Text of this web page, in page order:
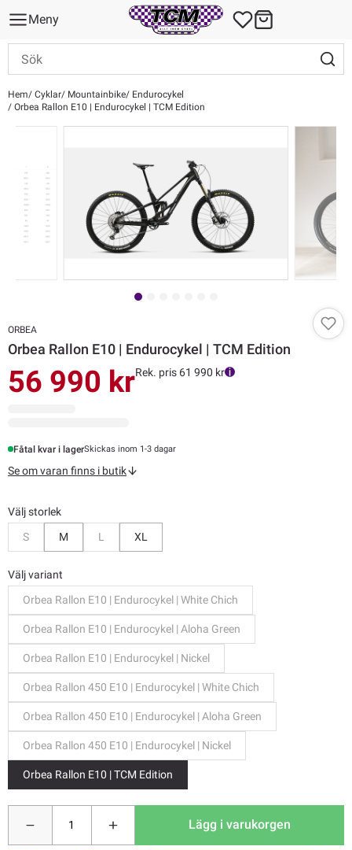
Meny
Hem Cyklar Mountainbike
Endurocykel
Orbea Rallon E10 | Endurocykel | TCM Edition
ORBEA
Orbea Rallon E10 | Endurocykel | TCM Edition
56 990 krRek. pris 61 990 kr
Fåtal kvar i lagerSkickas inom 1-3 dagar
Se om varan finns i butik
Välj storlek
S
M L XL
Välj variant
Orbea Rallon E10 | Endurocykel | White Chich
Orbea Rallon E10 | Endurocykel | Aloha Green
Orbea Rallon E10 | Endurocykel | Nickel
Orbea Rallon 450 E10 | Endurocykel | White Chich
Orbea Rallon 450 E10 | Endurocykel | Aloha Green
Orbea Rallon 450 E10 | Endurocykel | Nickel
Orbea Rallon E10 | TCM Edition
Lägg i varukorgen